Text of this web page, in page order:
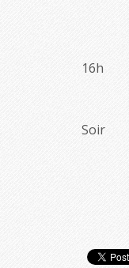
16h
Soir